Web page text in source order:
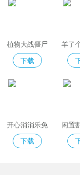
植物大战僵尸
2免费版
下载
羊了
开心消消乐免
费版
下载
闲置